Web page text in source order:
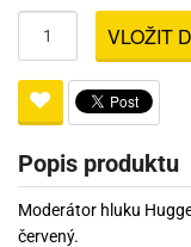
VLOŽIT
Popis produktu
Moderátor hluku
červený.